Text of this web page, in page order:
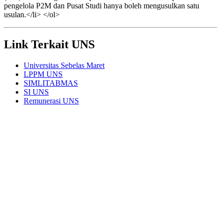
pengelola P2M dan Pusat Studi hanya boleh mengusulkan satu
usulan.</li> </ol>
Link Terkait UNS
Universitas Sebelas Maret
LPPM UNS
SIMLITABMAS
SI UNS
Remunerasi UNS